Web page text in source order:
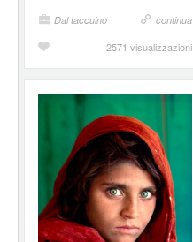
Dal taccuino continua
2571 visualizzazioni